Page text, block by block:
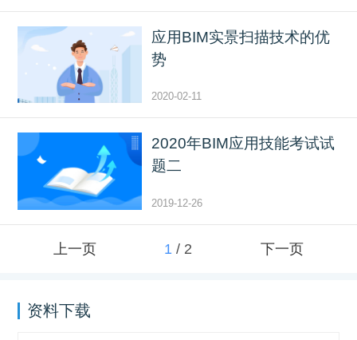
应用BIM实景扫描技术的优
势
2020-02-11
2020年BIM应用技能考试试
题二
2019-12-26
上一页 1 / 2 下一页
资料下载